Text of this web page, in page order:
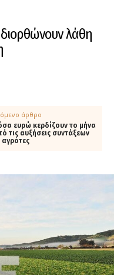
λάθη
άρθρο
ευρώ κερδίζουν το μήνα
τις αυξήσεις συντάξεων
αγρότες